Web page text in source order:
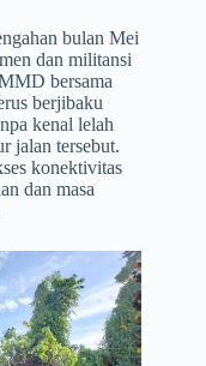
bulan Mei
dan militansi
bersama
berjibaku
kenal lelah
jalan tersebut.
konektivitas
dan masa